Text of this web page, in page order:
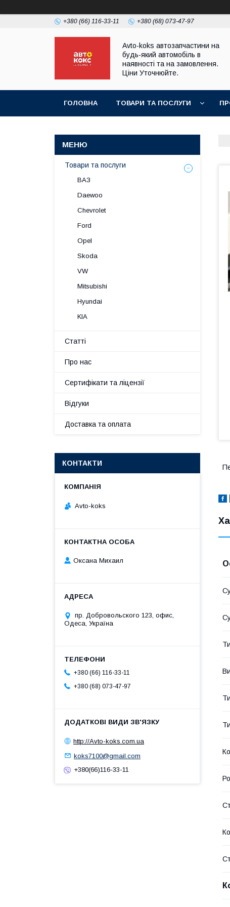
+380 (66) 116-33-11 +380 (68) 073-47-97
Avto-koks автозапчастини на
будь-який автомобіль в
наявності та на замовлення.
Ціни Уточнюйте.
ГОЛОВНА ТОВАРИ ТА ПОСЛУГИ
Товари та послуги
ВАЗ
Daewoo
Chevrolet
Ford
Opel
Skoda
VW
Mitsubishi
Hyundai
KIA
Статті
Про нас
Сертифікати та ліцензії
Відгуки
Доставка та оплата
КОНТАКТИ
Avto-koks
Оксана Михаил
пр. Добровольского 123, офис,
Одеса, Україна
+380 (66) 116-33-11
+380 (68) 073-47-97
http://Avto-koks.com.ua
koks7100@gmail.com
+380(66)116-33-11